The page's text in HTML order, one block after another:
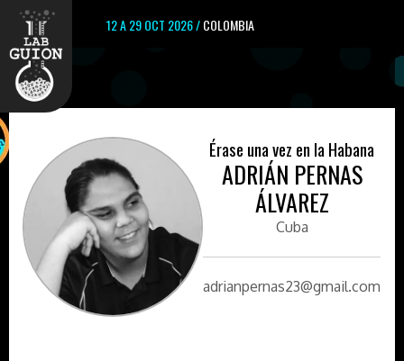
12 A 29 OCT 2026 /COLOMBIA
Érase una vez en la Habana
ADRIÁN PERNAS
ÁLVAREZ
Cuba
adrianpernas23@gmail.com